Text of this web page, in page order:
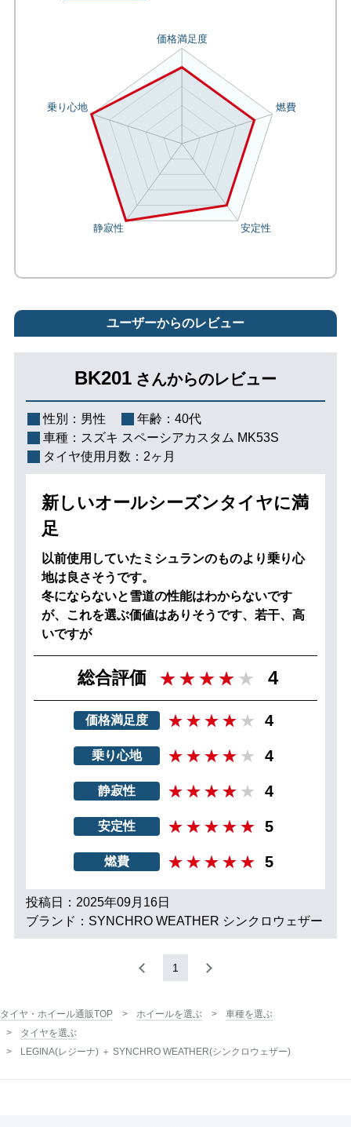
ユーザーからのレビュー
BK201 さんからのレビュー
性別： 男性 年齢： 40代
車種： スズキ スペーシアカスタム MK53S
タイヤ使用月数： 2ヶ月
新しいオールシーズンタイヤに満
足
以前使用していたミシュランのものより乗り心
地は良さそうです。
冬にならないと雪道の性能はわからないです
が、これを選ぶ価値はありそうです、若干、高
いですが
総合評価 4
価格満足度 4
乗り心地 4
静寂性 4
安定性 5
燃費 5
投稿日：2025年09月16日
ブランド：SYNCHRO WEATHER シンクロウェザー
1
タイヤ・ホイール通販TOP ホイールを選ぶ
車種を選ぶ
タイヤを選ぶ
LEGINA(レジーナ) ＋ SYNCHRO WEATHER(シンクロウェザー)